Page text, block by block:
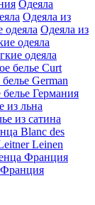
Одеяла
Одеяла из
Одеяла из
одеяла
одеяла
белье Curt
German
Германия
из льна
из сатина
Blanc des
Leinen
Франция